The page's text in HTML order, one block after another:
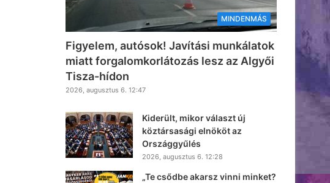
MINDENMÁS
Figyelem, autósok! Javítási munkálatok
miatt forgalomkorlátozás lesz az Algyői
Tisza-hídon
2026, augusztus 6. 12:47
Kiderült, mikor választ új
köztársasági elnököt az
Országgyűlés
2026, augusztus 6. 12:28
„Te csődbe akarsz vinni minket?